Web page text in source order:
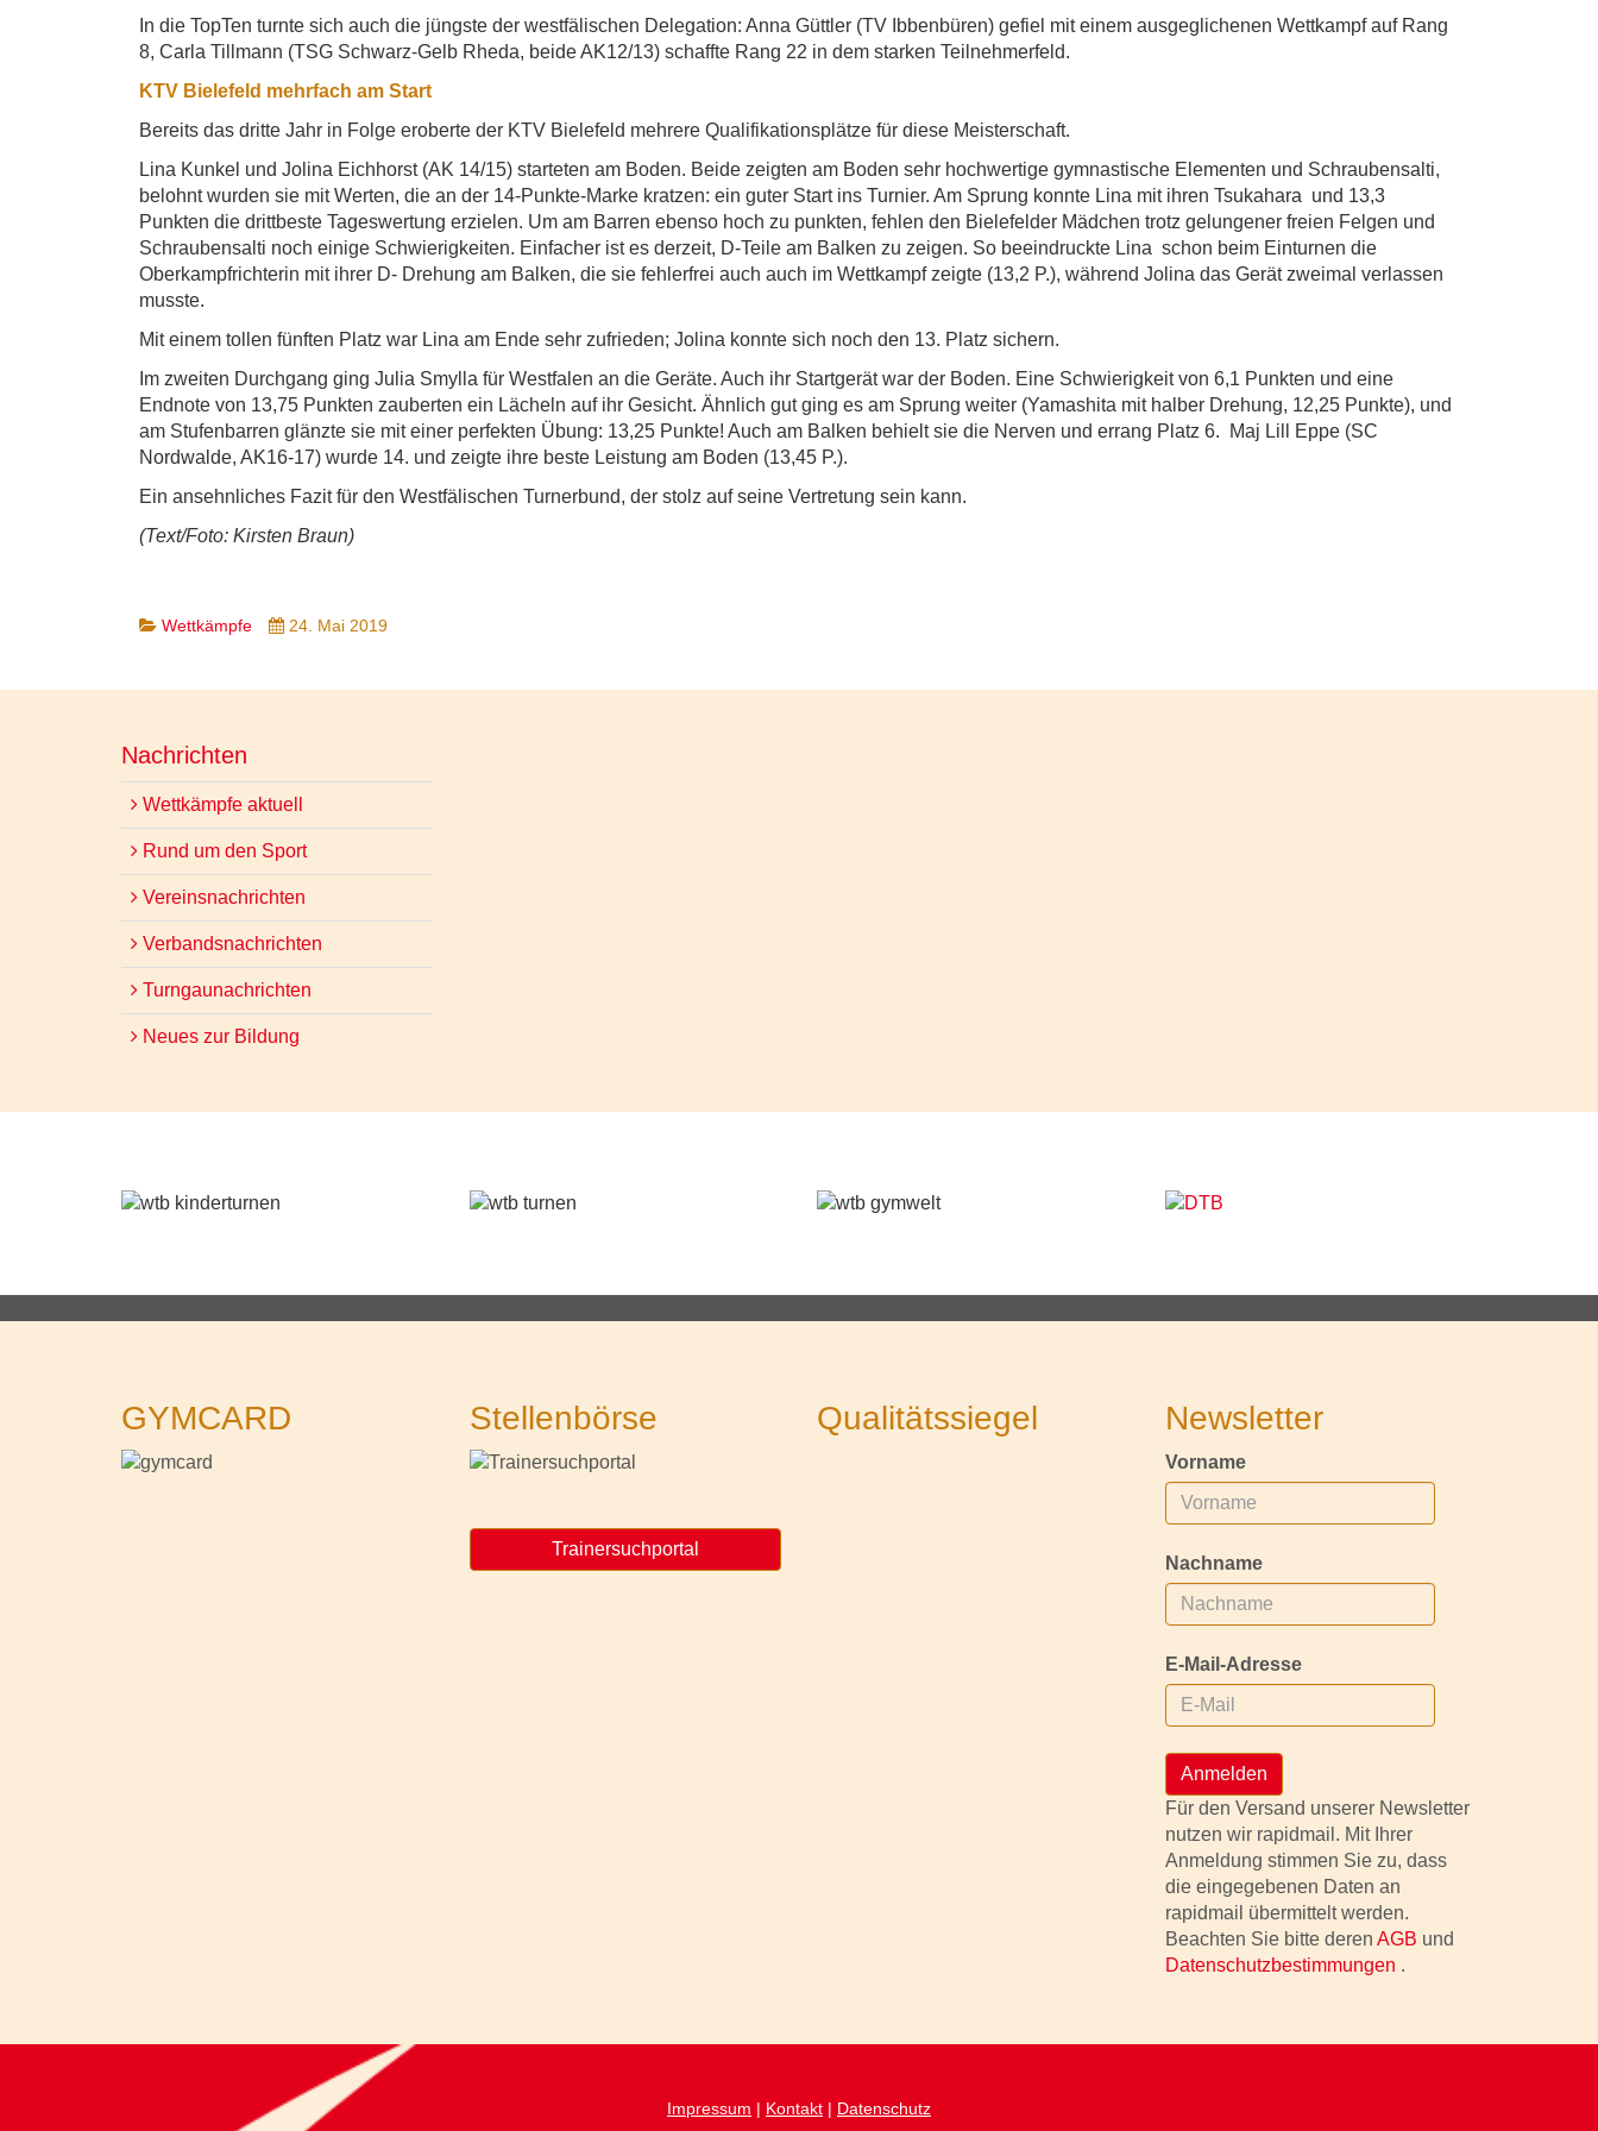
In die TopTen turnte sich auch die jüngste der westfälischen Delegation: Anna Güttler (TV Ibbenbüren) gefiel mit einem ausgeglichenen Wettkampf auf Rang
8, Carla Tillmann (TSG Schwarz-Gelb Rheda, beide AK12/13) schaffte Rang 22 in dem starken Teilnehmerfeld.
KTV Bielefeld mehrfach am Start
Bereits das dritte Jahr in Folge eroberte der KTV Bielefeld mehrere Qualifikationsplätze für diese Meisterschaft.
Lina Kunkel und Jolina Eichhorst (AK 14/15) starteten am Boden. Beide zeigten am Boden sehr hochwertige gymnastische Elementen und Schraubensalti,
belohnt wurden sie mit Werten, die an der 14-Punkte-Marke kratzen: ein guter Start ins Turnier. Am Sprung konnte Lina mit ihren Tsukahara und 13,3
Punkten die drittbeste Tageswertung erzielen. Um am Barren ebenso hoch zu punkten, fehlen den Bielefelder Mädchen trotz gelungener freien Felgen und
Schraubensalti noch einige Schwierigkeiten. Einfacher ist es derzeit, D-Teile am Balken zu zeigen. So beeindruckte Lina schon beim Einturnen die
Oberkampfrichterin mit ihrer D- Drehung am Balken, die sie fehlerfrei auch auch im Wettkampf zeigte (13,2 P.), während Jolina das Gerät zweimal verlassen
musste.
Mit einem tollen fünften Platz war Lina am Ende sehr zufrieden; Jolina konnte sich noch den 13. Platz sichern.
Im zweiten Durchgang ging Julia Smylla für Westfalen an die Geräte. Auch ihr Startgerät war der Boden. Eine Schwierigkeit von 6,1 Punkten und eine
Endnote von 13,75 Punkten zauberten ein Lächeln auf ihr Gesicht. Ähnlich gut ging es am Sprung weiter (Yamashita mit halber Drehung, 12,25 Punkte), und
am Stufenbarren glänzte sie mit einer perfekten Übung: 13,25 Punkte! Auch am Balken behielt sie die Nerven und errang Platz 6. Maj Lill Eppe (SC
Nordwalde, AK16-17) wurde 14. und zeigte ihre beste Leistung am Boden (13,45 P.).
Ein ansehnliches Fazit für den Westfälischen Turnerbund, der stolz auf seine Vertretung sein kann.
(Text/Foto: Kirsten Braun)
Wettkämpfe 24. Mai 2019
Nachrichten
Wettkämpfe aktuell
Rund um den Sport
Vereinsnachrichten
Verbandsnachrichten
Turngaunachrichten
Neues zur Bildung
GYMCARD Stellenbörse
Trainersuchportal
Qualitätssiegel Newsletter
Vorname
Nachname
E-Mail-Adresse
Anmelden
Für den Versand unserer Newsletter
nutzen wir rapidmail. Mit Ihrer
Anmeldung stimmen Sie zu, dass
die eingegebenen Daten an
rapidmail übermittelt werden.
Beachten Sie bitte deren AGB und
Datenschutzbestimmungen .
Impressum | Kontakt | Datenschutz